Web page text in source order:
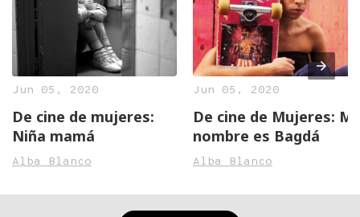
Jun 05, 2020
De cine de mujeres:
Niña mamá
Alba Blanco
Jun 05, 2020
De cine de Mujeres: Mi
nombre es Bagdá
Alba Blanco